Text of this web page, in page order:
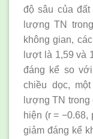
độ sâu của
lượng TN
không gian,
lượt là 1,59 và
đáng kể so
chiều dọc,
lượng TN
hiện (r =
giảm đáng kể